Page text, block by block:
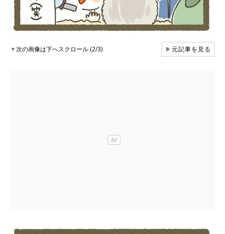
▼次の画像は下へスクロール (2/3) ▶元記事を見る